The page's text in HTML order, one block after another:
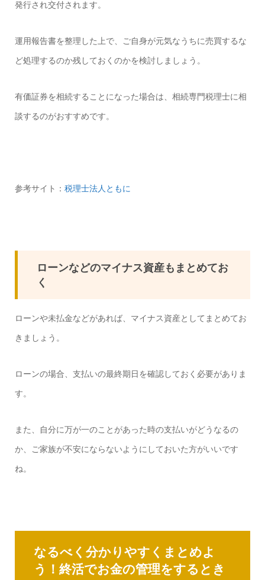
発行され交付されます。
運用報告書を整理した上で、ご自身が元気なうちに売買するな
ど処理するのか残しておくのかを検討しましょう。
有価証券を相続することになった場合は、相続専門税理士に相
談するのがおすすめです。
参考サイト： 税理士法人ともに
ローンなどのマイナス資産もまとめてお
く
ローンや未払金などがあれば、マイナス資産としてまとめてお
きましょう。
ローンの場合、支払いの最終期日を確認しておく必要がありま
す。
また、自分に万が一のことがあった時の支払いがどうなるの
か、ご家族が不安にならないようにしておいた方がいいです
ね。
なるべく分かりやすくまとめよ
う！終活でお金の管理をするとき